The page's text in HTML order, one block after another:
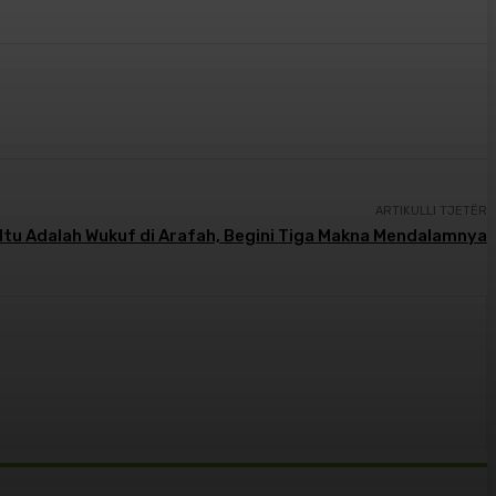
ARTIKULLI TJETËR
Adalah Wukuf di Arafah, Begini Tiga Makna Mendalamnya